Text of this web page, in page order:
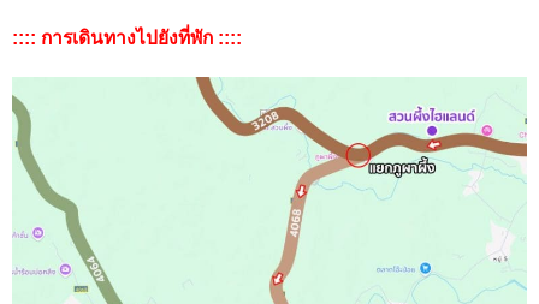
:::: การเดินทางไปยังที่พัก ::::